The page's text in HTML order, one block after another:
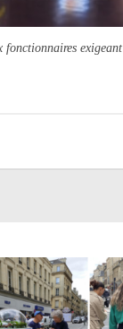
fonctionnaires exigeant